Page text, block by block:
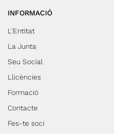
INFORMACIÓ
L'Entitat
La Junta
Seu Social
Llicències
Formació
Contacte
Fes-te soci